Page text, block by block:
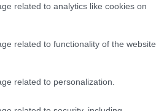
related to analytics like cookies on
related to functionality of the website
related to personalization.